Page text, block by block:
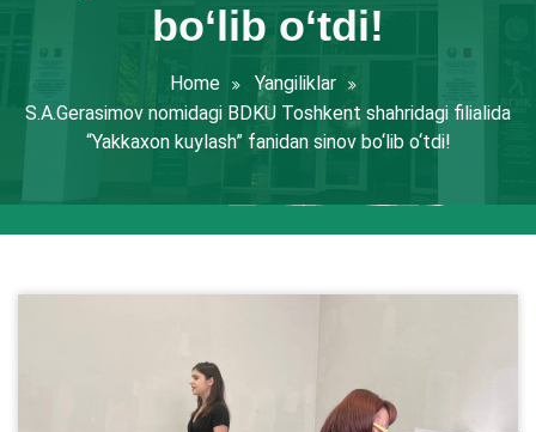
bо‘lib о‘tdi!
Home
Yangiliklar
S.A.Gerasimov nomidagi BDKU Toshkent shahridagi filialida
“Yakkaxon kuylash” fanidan sinov bо‘lib о‘tdi!